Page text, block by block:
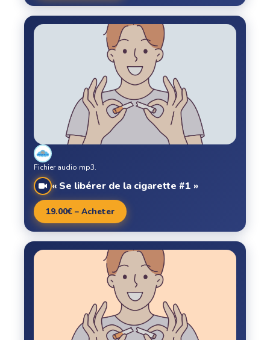
« Se libérer de la cigarette #1 »
Fichier audio mp3.
19.00€ – Acheter